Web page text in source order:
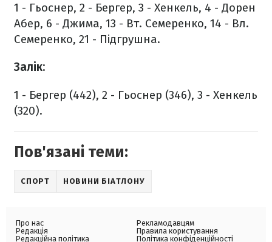
1 - Гьоснер, 2 - Бергер, 3 - Хенкель, 4 - Дорен
Абер, 6 - Джима, 13 - Вт. Семеренко, 14 - Вл.
Семеренко, 21 - Підгрушна.
Залік:
1 - Бергер (442), 2 - Гьоснер (346), 3 - Хенкель
(320).
Пов'язані теми:
СПОРТ НОВИНИ БІАТЛОНУ
Про нас
Редакція
Редакційна політика
Рекламодавцям
Правила користування
Політика конфіденційності